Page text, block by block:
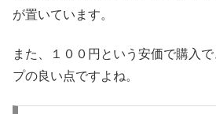
が置いています。
また、１００円という安価で購入
プの良い点ですよね。